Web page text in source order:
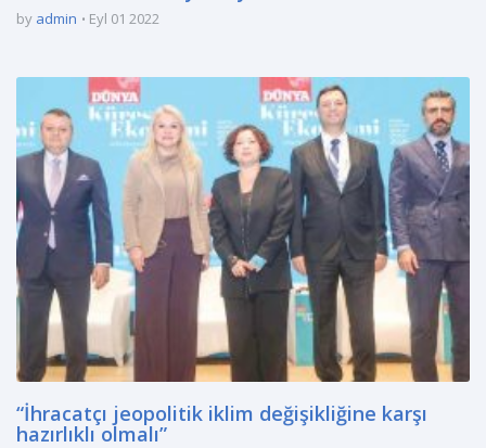
by admin Eyl 01 2022
“İhracatçı jeopolitik iklim değişikliğine karşı
hazırlıklı olmalı”